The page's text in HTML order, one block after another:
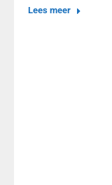
Lees meer